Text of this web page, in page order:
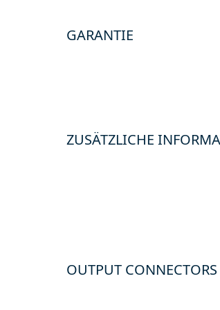
GARANTIE
ZUSÄTZLICHE
OUTPUT CONNECTORS